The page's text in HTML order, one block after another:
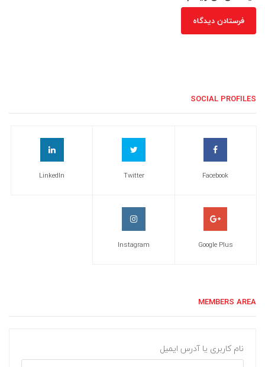
SOCIAL PROFILES
Facebook
Twitter
LinkedIn
Google Plus
Instagram
MEMBERS AREA
نام کاربری یا آدرس ایمیل